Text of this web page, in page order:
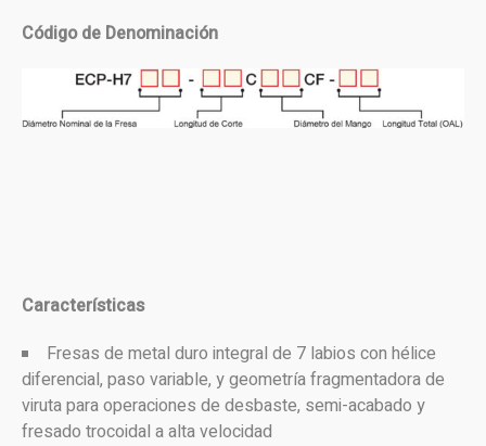
Código de Denominación
Características
Fresas de metal duro integral de 7 labios con hélice
diferencial, paso variable, y geometría fragmentadora de
viruta para operaciones de desbaste, semi-acabado y
fresado trocoidal a alta velocidad